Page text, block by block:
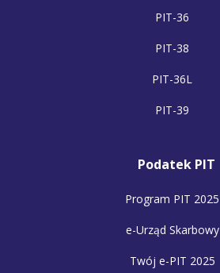
PIT-36
PIT-38
PIT-36L
PIT-39
Podatek PIT
Program PIT 2025
e-Urząd Skarbowy
Twój e-PIT 2025